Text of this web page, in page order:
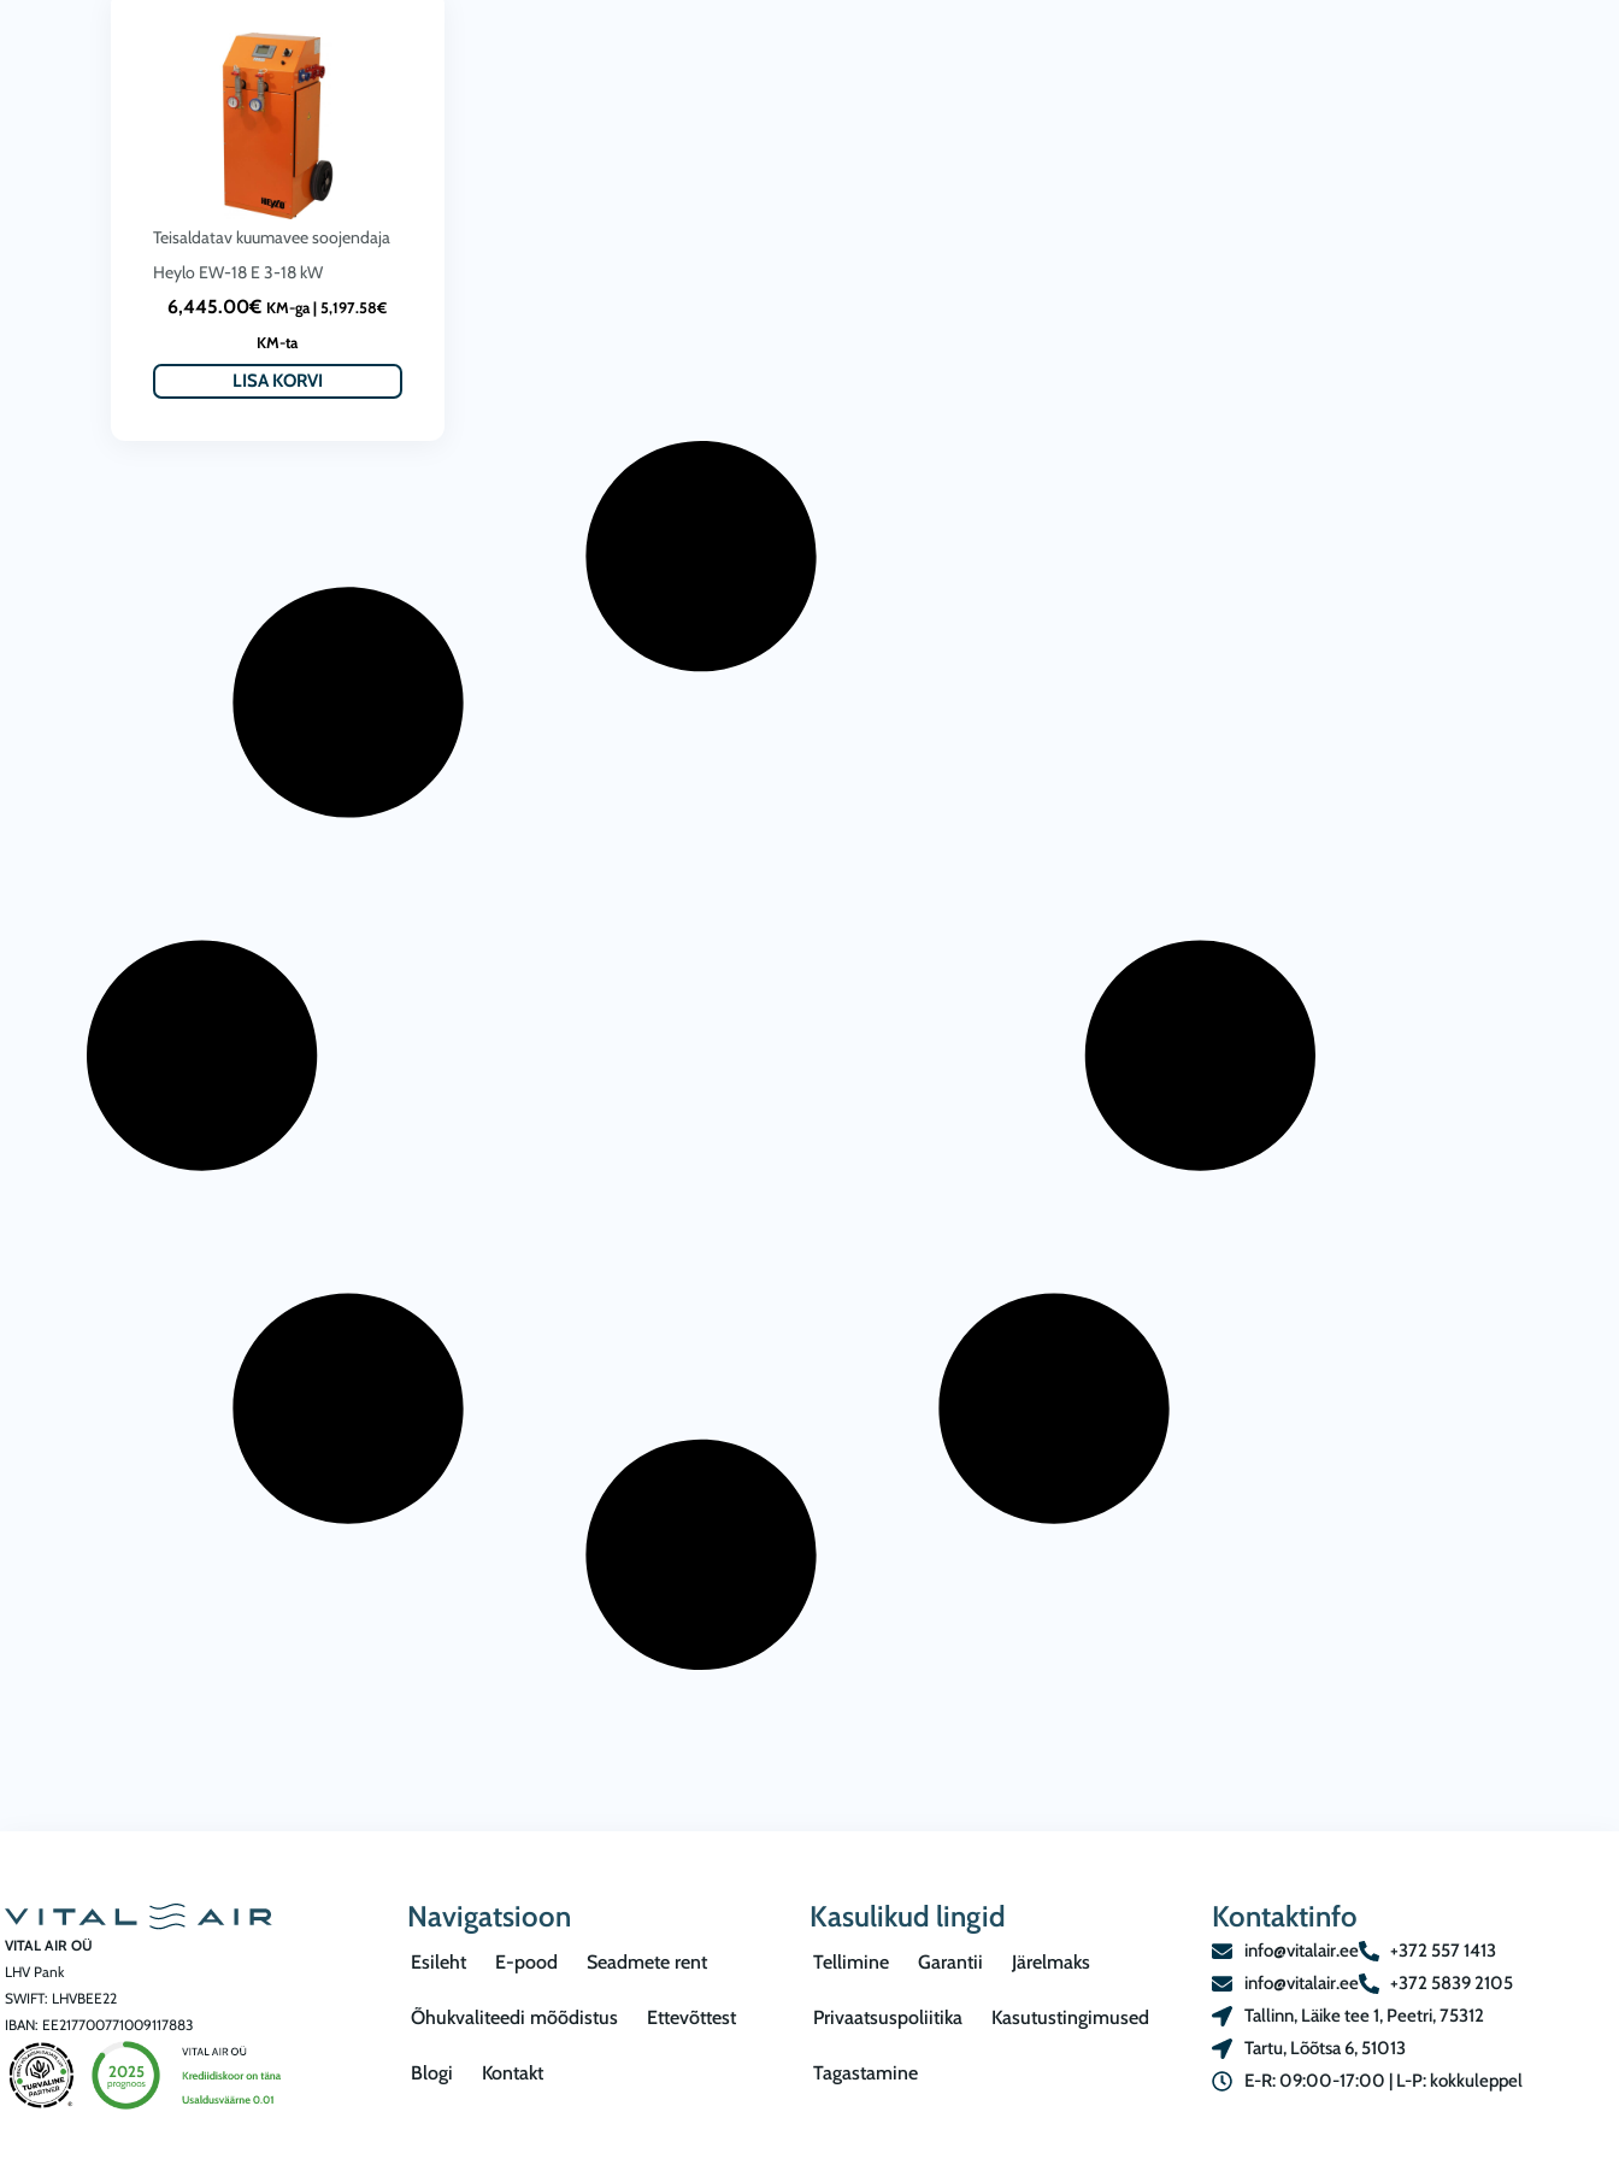
Teisaldatav kuumavee soojendaja
Heylo EW-18 E 3-18 kW
6,445.00€ KM-ga |5,197.58€
KM-ta
LISA KORVI
VITAL AIR OÜ
LHV Pank
SWIFT: LHVBEE22
IBAN: EE217700771009117883
Navigatsioon
Esileht E-pood Seadmete rent
Õhukvaliteedi mõõdistus Ettevõttest
Blogi Kontakt
Kasulikud lingid
Tellimine Garantii Järelmaks
Privaatsuspoliitika Kasutustingimused
Tagastamine
Kontaktinfo
info@vitalair.ee
+372 557 1413
info@vitalair.ee
+372 5839 2105
Tallinn, Läike tee 1, Peetri, 75312
Tartu, Lõõtsa 6, 51013
E-R: 09:00-17:00 | L-P: kokkuleppel